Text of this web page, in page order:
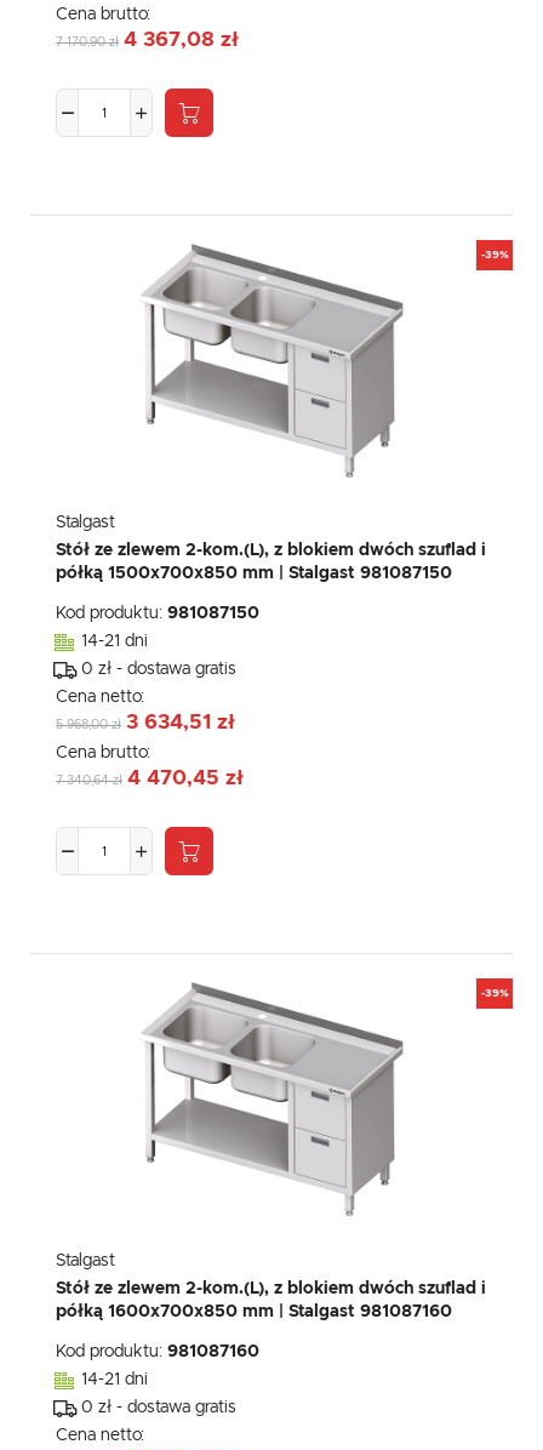
Cena brutto:
7 170,90 zł 4 367,08 zł
-39%
Stalgast
Stół ze zlewem 2-kom.(L), z blokiem dwóch szuflad i
półką 1500x700x850 mm | Stalgast 981087150
Kod produktu: 981087150
14-21 dni
0 zł - dostawa gratis
Cena netto:
5 968,00 zł 3 634,51 zł
Cena brutto:
7 340,64 zł 4 470,45 zł
-39%
Stalgast
Stół ze zlewem 2-kom.(L), z blokiem dwóch szuflad i
półką 1600x700x850 mm | Stalgast 981087160
Kod produktu: 981087160
14-21 dni
0 zł - dostawa gratis
Cena netto: